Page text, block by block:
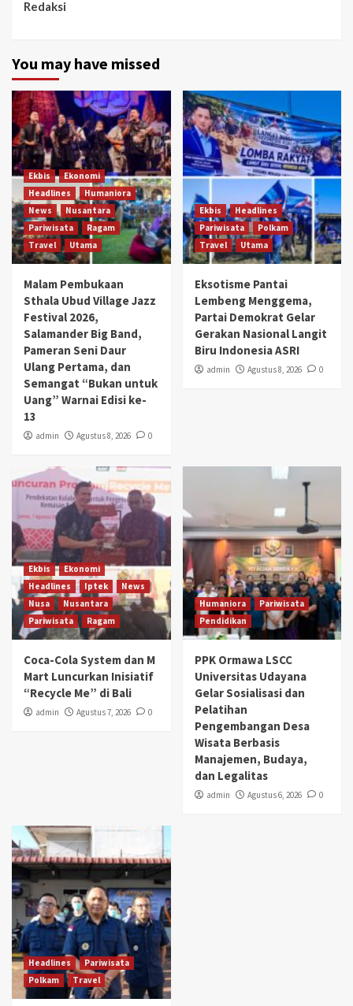
Redaksi
You may have missed
Ekbis
Ekonomi
Headlines
Humaniora
News
Nusantara
Pariwisata
Ragam
Travel
Utama
Malam Pembukaan
Sthala Ubud Village Jazz
Festival 2026,
Salamander Big Band,
Pameran Seni Daur
Ulang Pertama, dan
Semangat “Bukan untuk
Uang” Warnai Edisi ke-
13
admin Agustus 8, 2026 0
Ekbis
Headlines
Pariwisata
Polkam
Travel
Utama
Eksotisme Pantai
Lembeng Menggema,
Partai Demokrat Gelar
Gerakan Nasional Langit
Biru Indonesia ASRI
admin Agustus 8, 2026 0
Ekbis
Ekonomi
Headlines
Iptek
News
Nusa
Nusantara
Pariwisata
Ragam
Coca-Cola System dan M
Mart Luncurkan Inisiatif
“Recycle Me” di Bali
admin Agustus 7, 2026 0
Humaniora
Pariwisata
Pendidikan
PPK Ormawa LSCC
Universitas Udayana
Gelar Sosialisasi dan
Pelatihan
Pengembangan Desa
Wisata Berbasis
Manajemen, Budaya,
dan Legalitas
admin Agustus 6, 2026 0
Headlines
Pariwisata
Polkam
Travel